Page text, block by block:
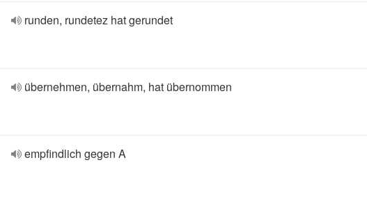
runden, rundetez hat gerundet
übernehmen, übernahm, hat übernommen
empfindlich gegen A